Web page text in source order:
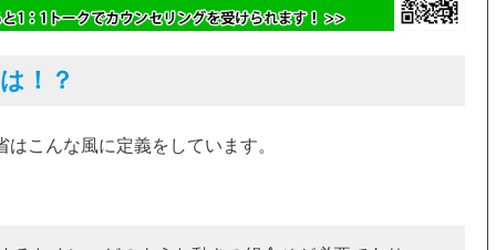
！？
こんな風に定義をしています。